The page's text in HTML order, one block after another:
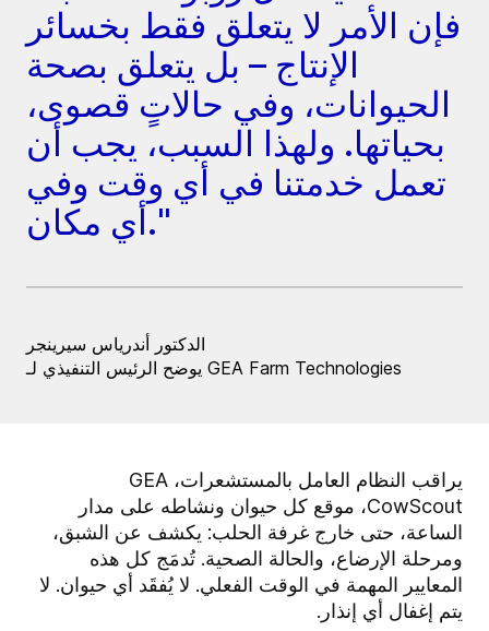
فإن الأمر لا يتعلق فقط بخسائر
الإنتاج – بل يتعلق بصحة
الحيوانات، وفي حالاتٍ قصوى،
بحياتها. ولهذا السبب، يجب أن
تعمل خدمتنا في أي وقت وفي
أي مكان."
الدكتور أندرياس سيرينجر
يوضح الرئيس التنفيذي لـ GEA Farm Technologies
يراقب النظام العامل بالمستشعرات، GEA
CowScout، موقع كل حيوان ونشاطه على مدار
الساعة، حتى خارج غرفة الحلب: يكشف عن الشبق،
ومرحلة الإرضاع، والحالة الصحية. تُدمَج كل هذه
المعايير المهمة في الوقت الفعلي. لا يُفقَد أي حيوان. لا
يتم إغفال أي إنذار.